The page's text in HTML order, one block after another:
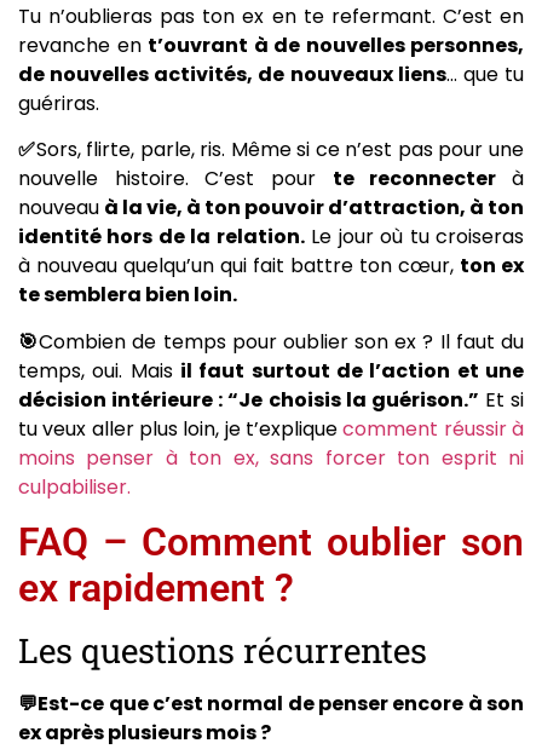
Tu n’oublieras pas ton ex en te refermant. C’est en
revanche en t’ouvrant à de nouvelles personnes,
de nouvelles activités, de nouveaux liens… que tu
guériras.
✅Sors, flirte, parle, ris. Même si ce n’est pas pour une
nouvelle histoire. C’est pour te reconnecterà
nouveau à la vie, à ton pouvoir d’attraction, à ton
identité hors de la relation.Le jour où tu croiseras
à nouveau quelqu’un qui fait battre ton cœur, ton ex
te semblera bien loin.
🎯Combien de temps pour oublier son ex ? Il faut du
temps, oui. Mais il faut surtout de l’action et une
décision intérieure : “Je choisis la guérison.” Et si
tu veux aller plus loin, je t’expliquecomment réussir à
moins penser à ton ex, sans forcer ton esprit ni
culpabiliser.
FAQ – Comment oublier son
ex rapidement ?
Les questions récurrentes
💬Est-ce que c’est normal de penser encore à son
ex après plusieurs mois ?